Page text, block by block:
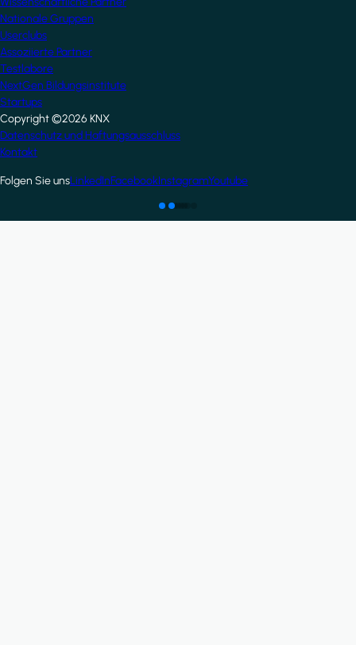
Nationale Gruppen
Userclubs
Assoziierte Partner
Testlabore
NextGen Bildungsinstitute
Startups
Copyright ©2026 KNX
Footer
Datenschutz und Haftungsausschluss
Kontakt
Folgen Sie unsLinkedInFacebookInstagramYoutube